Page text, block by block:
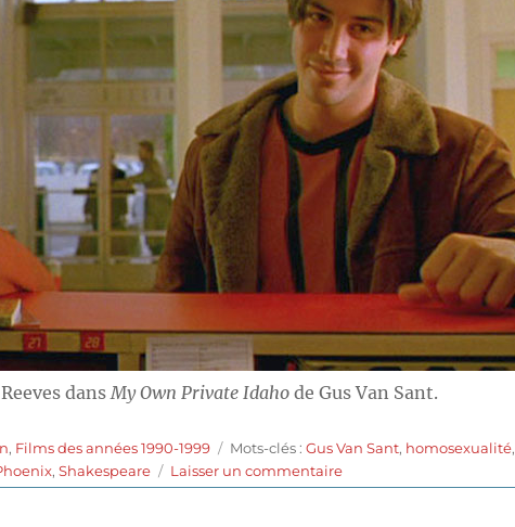
dansMy Own Private Idahode Gus Van Sant.
, Films des années 1990-1999 Étiquettes
Mots-clés :Gus Van Sant, homosexualité,
,Shakespeare Laisser un commentairesur
My